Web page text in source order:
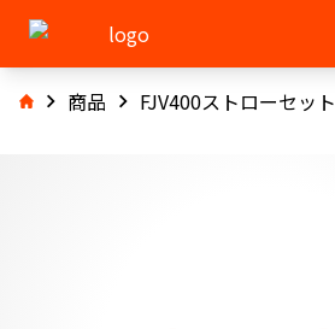
商品 FJV400ストローセット